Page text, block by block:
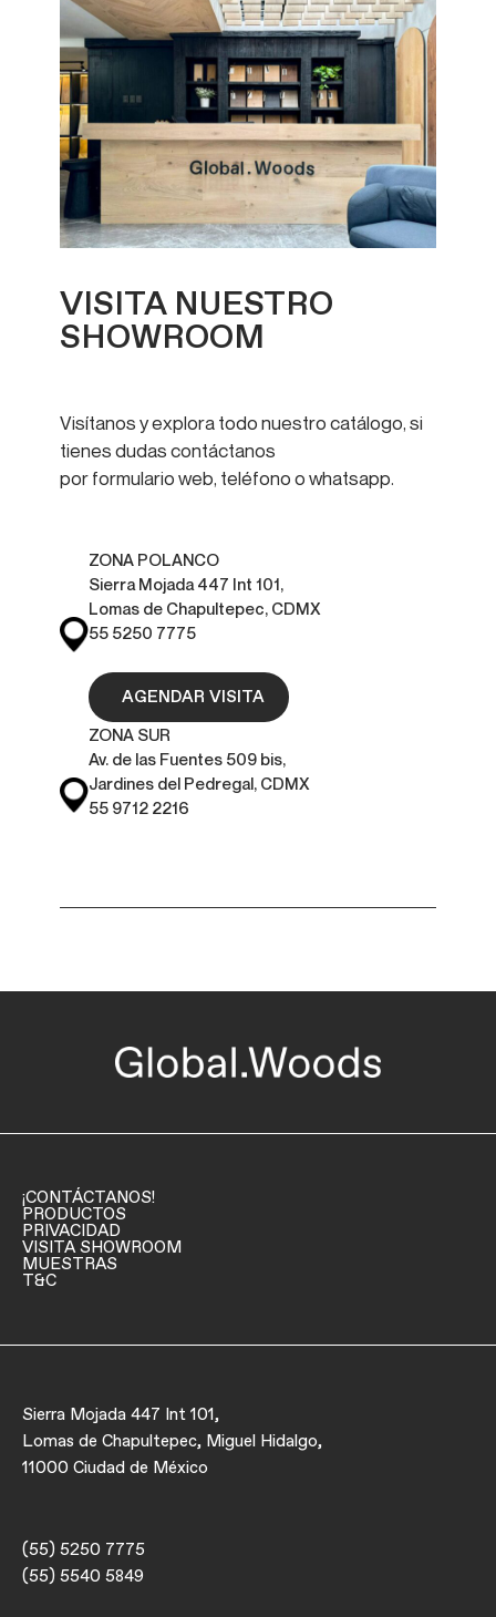
VISITA NUESTRO
SHOWROOM
Visítanos y explora todo nuestro catálogo, si
tienes dudas contáctanos
por formulario web, teléfono o whatsapp.
ZONA POLANCO
Sierra Mojada 447 Int 101,
Lomas de Chapultepec, CDMX
55 5250 7775
AGENDAR VISITA
ZONA SUR
Av. de las Fuentes 509 bis,
Jardines del Pedregal, CDMX
55 9712 2216
¡CONTÁCTANOS!
PRODUCTOS
PRIVACIDAD
VISITA SHOWROOM
MUESTRAS
T&C
Sierra Mojada 447 Int 101,
Lomas de Chapultepec, Miguel Hidalgo,
11000 Ciudad de México
(55) 5250 7775
(55) 5540 5849